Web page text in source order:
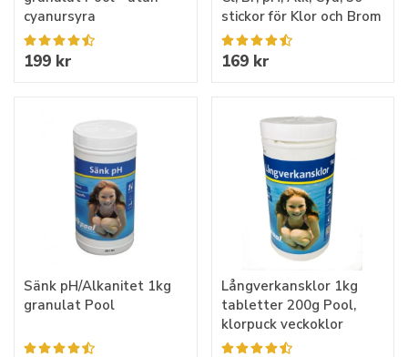
cyanursyra
199 kr
stickor för Klor och Brom
169 kr
Sänk pH/Alkanitet 1kg
granulat Pool
Långverkansklor 1kg
tabletter 200g Pool,
klorpuck veckoklor